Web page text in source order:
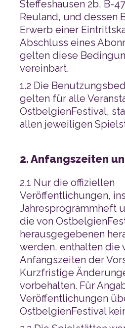
vereinbart.
allen jeweiligen
2. Anfangszeiten
OstbelgienFestival